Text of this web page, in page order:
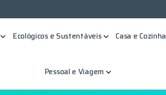
Ecológicos e Sustentáveis Casa e Cozinha
Pessoal e Viagem